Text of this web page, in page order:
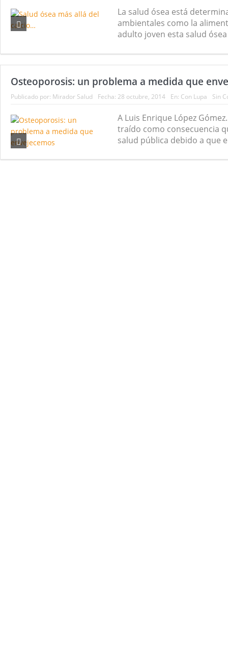
Nuevas noticias sobre las dietas
La salud ósea está
ambientales como la
adulto joven esta salud
Osteoporosis: un problema a medida que
Publicado por: Mirador Salud Fecha: 28 octubre, 2014 En: Con Lupa Sin
A Luis Enrique López
traído como consecuencia
salud pública debido a que